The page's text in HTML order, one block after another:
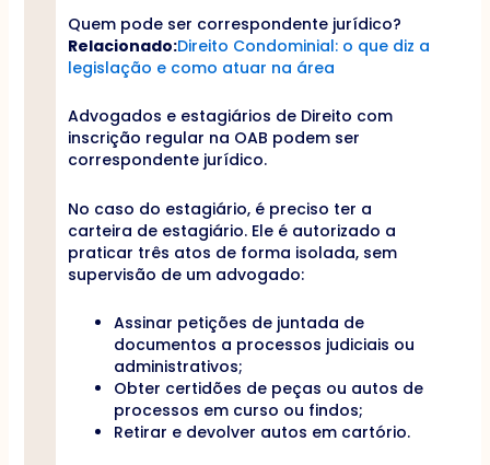
Quem pode ser correspondente jurídico?
Relacionado:Direito Condominial: o que diz a
legislação e como atuar na área
Advogados e estagiários de Direito com
inscrição regular na OAB podem ser
correspondente jurídico.
No caso do estagiário, é preciso ter a
carteira de estagiário. Ele é autorizado a
praticar três atos de forma isolada, sem
supervisão de um advogado:
Assinar petições de juntada de
documentos a processos judiciais ou
administrativos;
Obter certidões de peças ou autos de
processos em curso ou findos;
Retirar e devolver autos em cartório.